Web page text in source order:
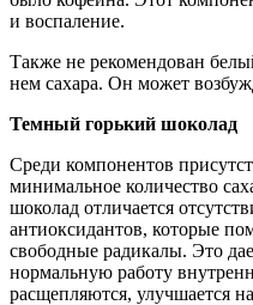
и воспаление.
Также не рекомендован
нем сахара. Он может
Темный горький шоколад
Среди компонентов
минимальное количество
шоколад отличается
антиоксидантов, которые
свободные радикалы. Это
нормальную работу
расщепляются, улучшается